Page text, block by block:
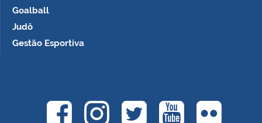
Goalball
Judô
Gestão Esportiva